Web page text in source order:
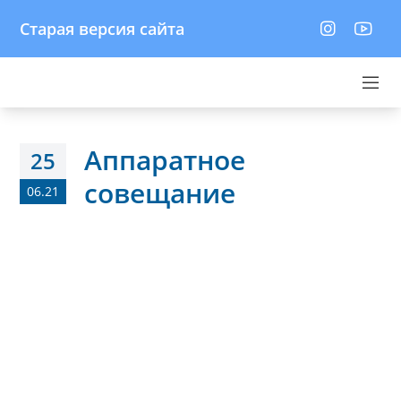
Старая версия сайта
25
06.21
Аппаратное
совещание